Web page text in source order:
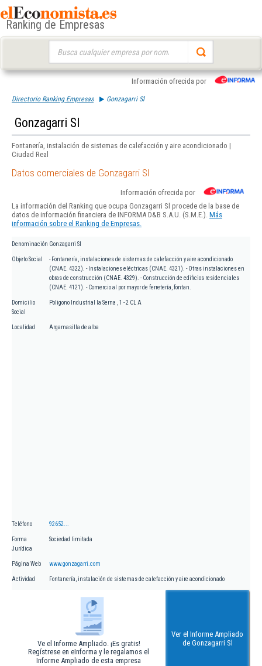
Ranking de Empresas
Información ofrecida por
Directorio Ranking Empresas Gonzagarri Sl
Gonzagarri Sl
Fontanería, instalación de sistemas de calefacción y aire acondicionado |
Ciudad Real
Datos comerciales de Gonzagarri Sl
Información ofrecida por
La información del Ranking que ocupa Gonzagarri Sl procede de la base de
datos de información financiera de INFORMA D&B S.A.U. (S.M.E.). Más
información sobre el Ranking de Empresas.
Denominación Gonzagarri Sl
Objeto Social
- Fontanería, instalaciones de sistemas de calefacción y aire acondicionado
(CNAE. 4322). - Instalaciones eléctricas (CNAE. 4321). - Otras instalaciones en
obras de construcción (CNAE. 4329). - Construcción de edificios residenciales
(CNAE. 4121). - Comercio al por mayor de ferretería, fontan.
Domicilio
Social
Poligono Industrial la Serna , 1 - 2 CL A
Localidad Argamasilla de alba
Teléfono 92652...
Forma
Jurídica
Sociedad limitada
Página Web www.gonzagarri.com
Actividad Fontanería, instalación de sistemas de calefacción y aire acondicionado
Ve el Informe Ampliado. ¡Es gratis!
Regístrese en eInforma y le regalamos el
Informe Ampliado de esta empresa
Ver el Informe Ampliado
de Gonzagarri Sl